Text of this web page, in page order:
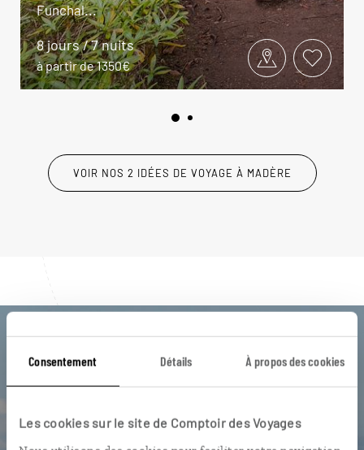
Consentement Détails À propos des cookies
Les cookies sur le site de Comptoir des Voyages
Funchal...
8 jours / 7 nuits
à partir de 1350€
VOIR NOS 2 IDÉES DE VOYAGE À MADÈRE
Luciole,
l'appli qui vous guide à Madère
L’itinéraire vers votrequintaen 1
clic